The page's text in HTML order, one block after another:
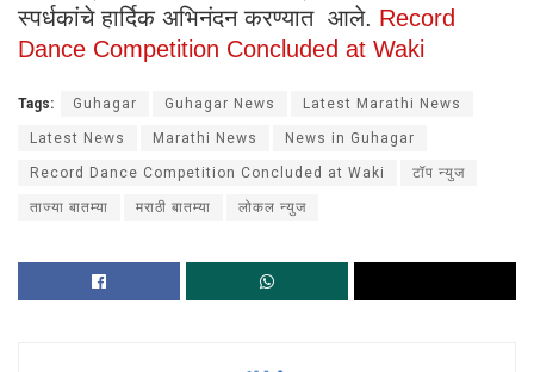
स्पर्धकांचे हार्दिक अभिनंदन करण्यात आले. Record
Dance Competition Concluded at Waki
Tags: Guhagar Guhagar News Latest Marathi News
Latest News Marathi News News in Guhagar
Record Dance Competition Concluded at Waki टॉप न्युज
ताज्या बातम्या मराठी बातम्या लोकल न्युज